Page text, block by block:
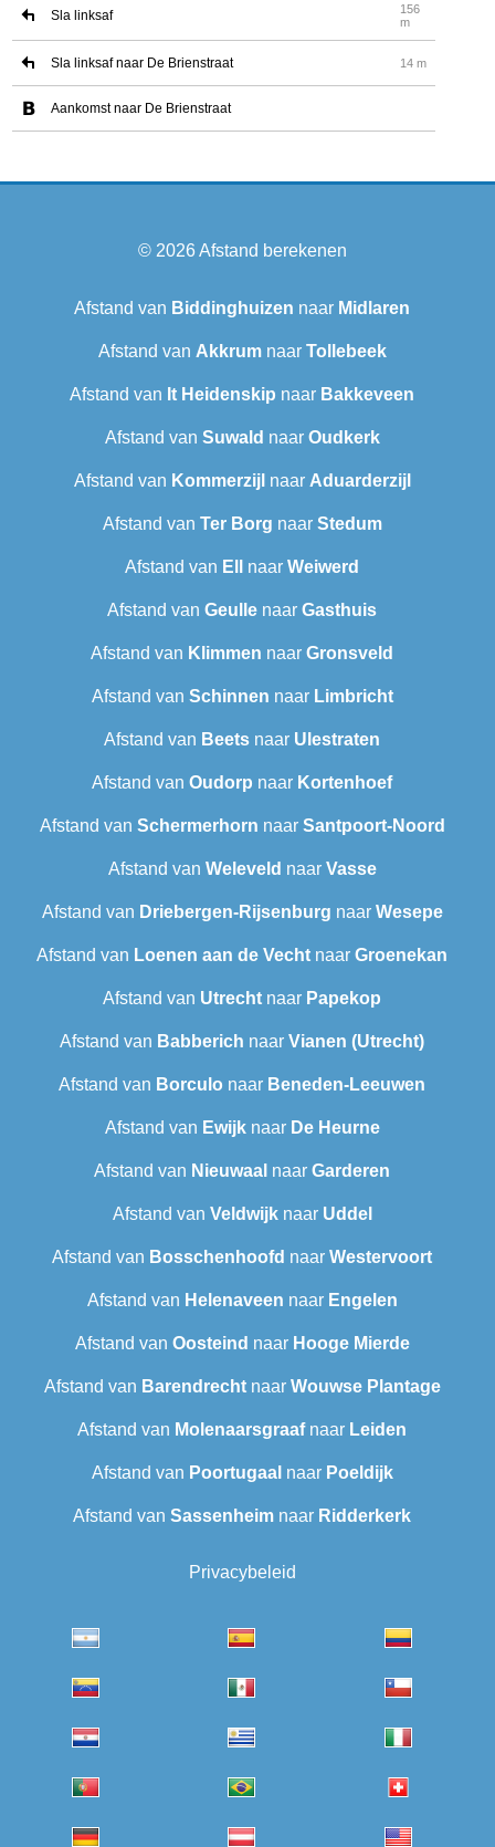
Sla linksaf
156
m
Sla linksaf naar De Brienstraat 14 m
Aankomst naar De Brienstraat
© 2026Afstand berekenen
Afstand van Biddinghuizen naar Midlaren
Afstand van Akkrumnaar Tollebeek
Afstand van It Heidenskip naar Bakkeveen
Afstand van Suwald naar Oudkerk
Afstand van Kommerzijl naar Aduarderzijl
Afstand van Ter Borg naar Stedum
Afstand van Ell naar Weiwerd
Afstand van Geulle naar Gasthuis
Afstand van Klimmen naar Gronsveld
Afstand van Schinnen naar Limbricht
Afstand van Beets naar Ulestraten
Afstand van Oudorp naar Kortenhoef
Afstand van Schermerhorn naar Santpoort-Noord
Afstand van Weleveld naar Vasse
Afstand van Driebergen-Rijsenburg naar Wesepe
Afstand van Loenen aan de Vecht naar Groenekan
Afstand van Utrecht naar Papekop
Afstand van Babberich naar Vianen (Utrecht)
Afstand van Borculo naar Beneden-Leeuwen
Afstand van Ewijknaar De Heurne
Afstand van Nieuwaal naar Garderen
Afstand van Veldwijknaar Uddel
Afstand van Bosschenhoofd naar Westervoort
Afstand van Helenaveen naar Engelen
Afstand van Oosteind naar Hooge Mierde
Afstand van Barendrechtnaar Wouwse Plantage
Afstand van Molenaarsgraafnaar Leiden
Afstand van Poortugaal naar Poeldijk
Afstand van Sassenheim naar Ridderkerk
Privacybeleid